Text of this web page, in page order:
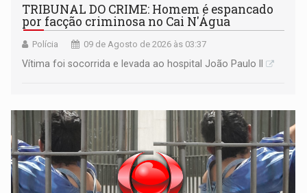
TRIBUNAL DO CRIME: Homem é espancado
por facção criminosa no Cai N'Água
Polícia 09 de Agosto de 2026 às 03:37
Vítima foi socorrida e levada ao hospital João Paulo II